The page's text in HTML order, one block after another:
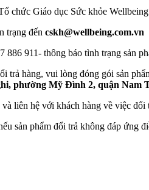
chức Giáo dục Sức khỏe
trạng đến cskh@wellbeing.com.vn
911- thông báo tình trạng sản
trả hàng, vui lòng đóng gói sản
phường Mỹ Đình 2, quận Nam
liên hệ với khách hàng về việc đổi
sản phẩm đổi trả không đáp ứng